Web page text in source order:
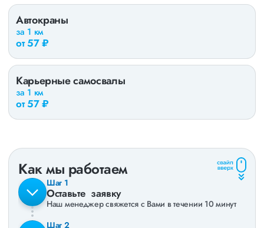
Автокраны
за 1 км
от 57 ₽
Карьерные самосвалы
за 1 км
от 57 ₽
Как мы работаем
Оставьте заявку
Наш менеджер свяжется с Вами в течении 10 минут